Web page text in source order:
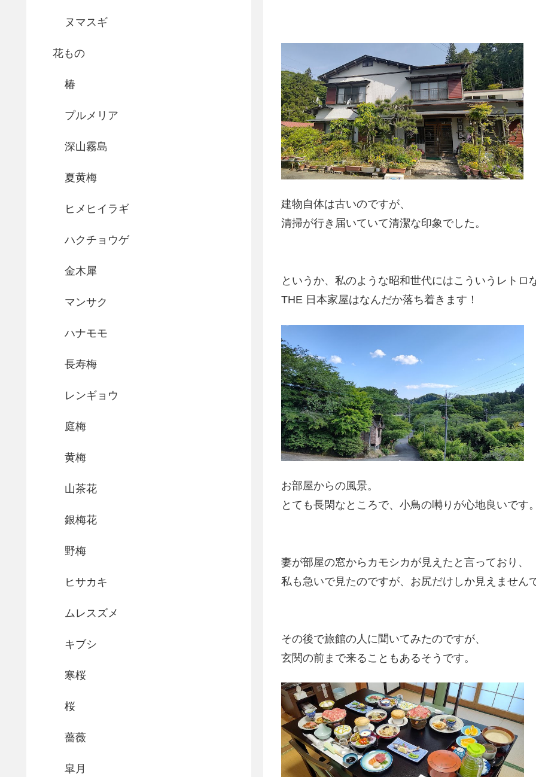
建物自体は古いのですが、
清掃が行き届いていて清潔な印象でした。
というか、私のような昭和世代にはこういうレトロ
THE 日本家屋はなんだか落ち着きます！
お部屋からの風景。
とても長閑なところで、小鳥の囀りが心地良いです
妻が部屋の窓からカモシカが見えたと言っており、
私も急いで見たのですが、お尻だけしか見えません
その後で旅館の人に聞いてみたのですが、
玄関の前まで来ることもあるそうです。
ヌマスギ
花もの
椿
プルメリア
深山霧島
夏黄梅
ヒメヒイラギ
ハクチョウゲ
金木犀
マンサク
ハナモモ
長寿梅
レンギョウ
庭梅
黄梅
山茶花
銀梅花
野梅
ヒサカキ
ムレスズメ
キブシ
寒桜
桜
薔薇
皐月